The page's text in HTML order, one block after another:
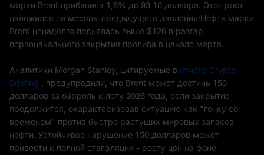
марки Brent прибавила 1,8% до 93,10 доллара. Этот рост
наложился на месяцы предыдущего давления;Нефть марки
Brent ненадолго поднялась выше $126 в разгар
первоначального закрытия пролива в начале марта.
Аналитики Morgan Stanley, цитируемые в отчете Crypto
Briefing
, предупредили, что Brent может достичь 150
долларов за баррель к лету 2026 года, если закрытие
продолжится, охарактеризовав ситуацию как "гонку со
временем" против быстро растущих мировых запасов
нефти. Устойчивое нарушение 150 долларов может
привести к полной стагфляции - росту цен на фоне